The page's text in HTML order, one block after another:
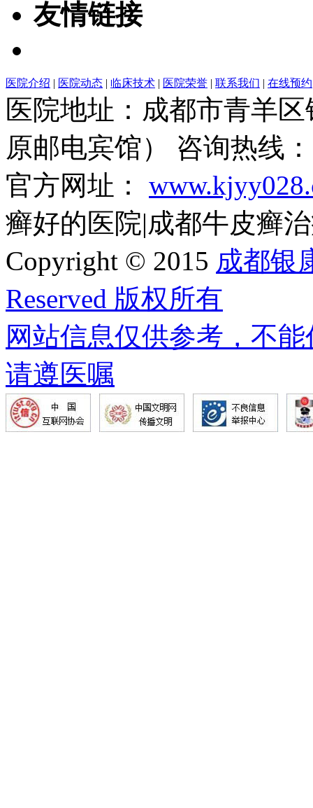
友情链接
医院介绍 | 医院动态 | 临床技术 | 医院荣誉 | 联系我们 | 在线预约
医院地址：成都市青羊
原邮电宾馆） 咨询热线
官方网址：
癣好的医院|成都牛皮癣
Copyright © 2015 成都银
Reserved 版权所有
网站信息仅供参考，不
请遵医嘱